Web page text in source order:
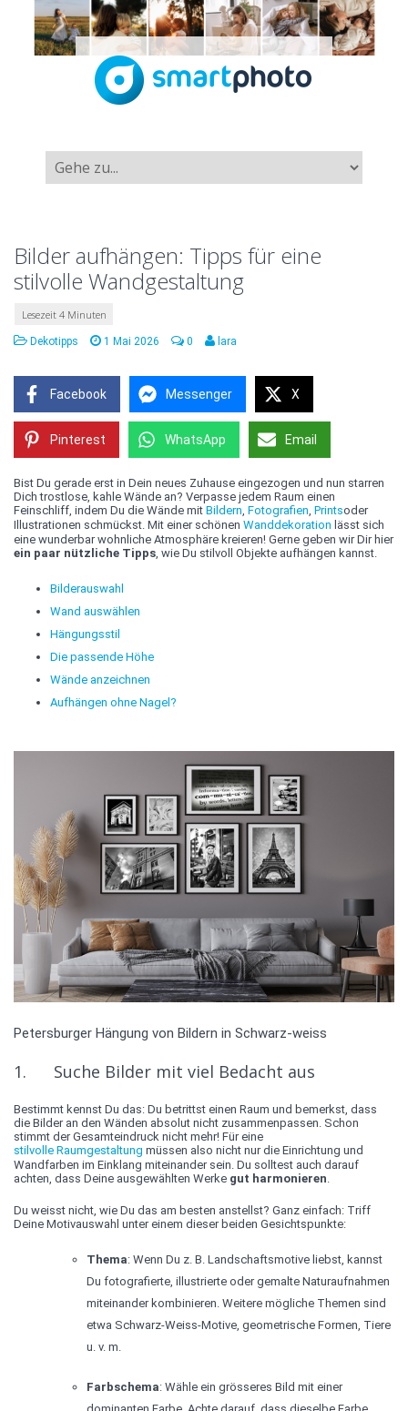
Bilder aufhängen: Tipps für eine
stilvolle Wandgestaltung
Dekotipps 1 Mai 2026 0 lara
Facebook Messenger X
Pinterest WhatsApp Email
Bist Du gerade erst in Dein neues Zuhause eingezogen und nun starren
Dich trostlose, kahle Wände an? Verpasse jedem Raum einen
Feinschliff, indem Du die Wände mit Bildern, Fotografien, Printsoder
Illustrationen schmückst. Mit einer schönen Wanddekoration lässt sich
eine wunderbar wohnliche Atmosphäre kreieren! Gerne geben wir Dir hier
ein paar nützliche Tipps, wie Du stilvoll Objekte aufhängen kannst.
Bilderauswahl
Wand auswählen
Hängungsstil
Die passende Höhe
Wände anzeichnen
Aufhängen ohne Nagel?
Petersburger Hängung von Bildern in Schwarz-weiss
1. Suche Bilder mit viel Bedacht aus
Bestimmt kennst Du das: Du betrittst einen Raum und bemerkst, dass
die Bilder an den Wänden absolut nicht zusammenpassen. Schon
stimmt der Gesamteindruck nicht mehr! Für eine
stilvolle Raumgestaltung müssen also nicht nur die Einrichtung und
Wandfarben im Einklang miteinander sein. Du solltest auch darauf
achten, dass Deine ausgewählten Werke gut harmonieren
Du weisst nicht, wie Du das am besten anstellst? Ganz einfach: Triff
Deine Motivauswahl unter einem dieser beiden Gesichtspunkte:
Thema: Wenn Du z. B. Landschaftsmotive liebst, kannst
Du fotografierte, illustrierte oder gemalte Naturaufnahmen
miteinander kombinieren. Weitere mögliche Themen sind
etwa Schwarz-Weiss-Motive, geometrische Formen, Tiere
u. v. m.
Farbschema: Wähle ein grösseres Bild mit einer